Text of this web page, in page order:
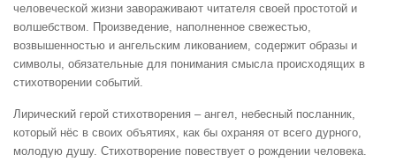
человеческой жизни завораживают читателя своей простотой и
волшебством. Произведение, наполненное свежестью,
возвышенностью и ангельским ликованием, содержит образы и
символы, обязательные для понимания смысла происходящих в
стихотворении событий.
Лирический герой стихотворения – ангел, небесный посланник,
который нёс в своих объятиях, как бы охраняя от всего дурного,
молодую душу. Стихотворение повествует о рождении человека.